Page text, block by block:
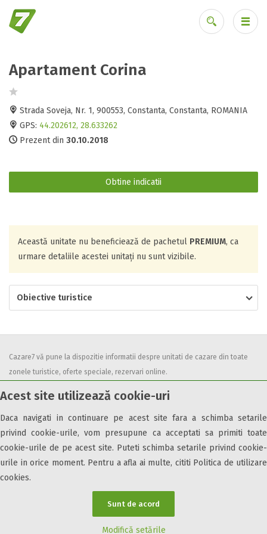
Acest site utilizează cookie-uri
Daca navigati in continuare pe acest site fara a schimba setarile
privind cookie-urile, vom presupune ca acceptati sa primiti toate
cookie-urile de pe acest site. Puteti schimba setarile privind cookie-
urile in orice moment. Pentru a afla ai multe, cititi Politica de utilizare
cookies.
Sunt de acord
Modifică setările
Apartament Corina
Strada Soveja, Nr. 1, 900553, Constanta, Constanta, ROMANIA
GPS: 44.202612, 28.633262
Prezent din 30.10.2018
Obtine indicatii
Această unitate nu beneficiează de pachetul PREMIUM, ca
urmare detaliile acestei unitați nu sunt vizibile.
Obiective turistice
Cazare7 vă pune la dispozitie informatii despre unitati de cazare din toate
zonele turistice, oferte speciale, rezervari online.
condițiile de utilizare.
Informații utile Parteneri Cazare7